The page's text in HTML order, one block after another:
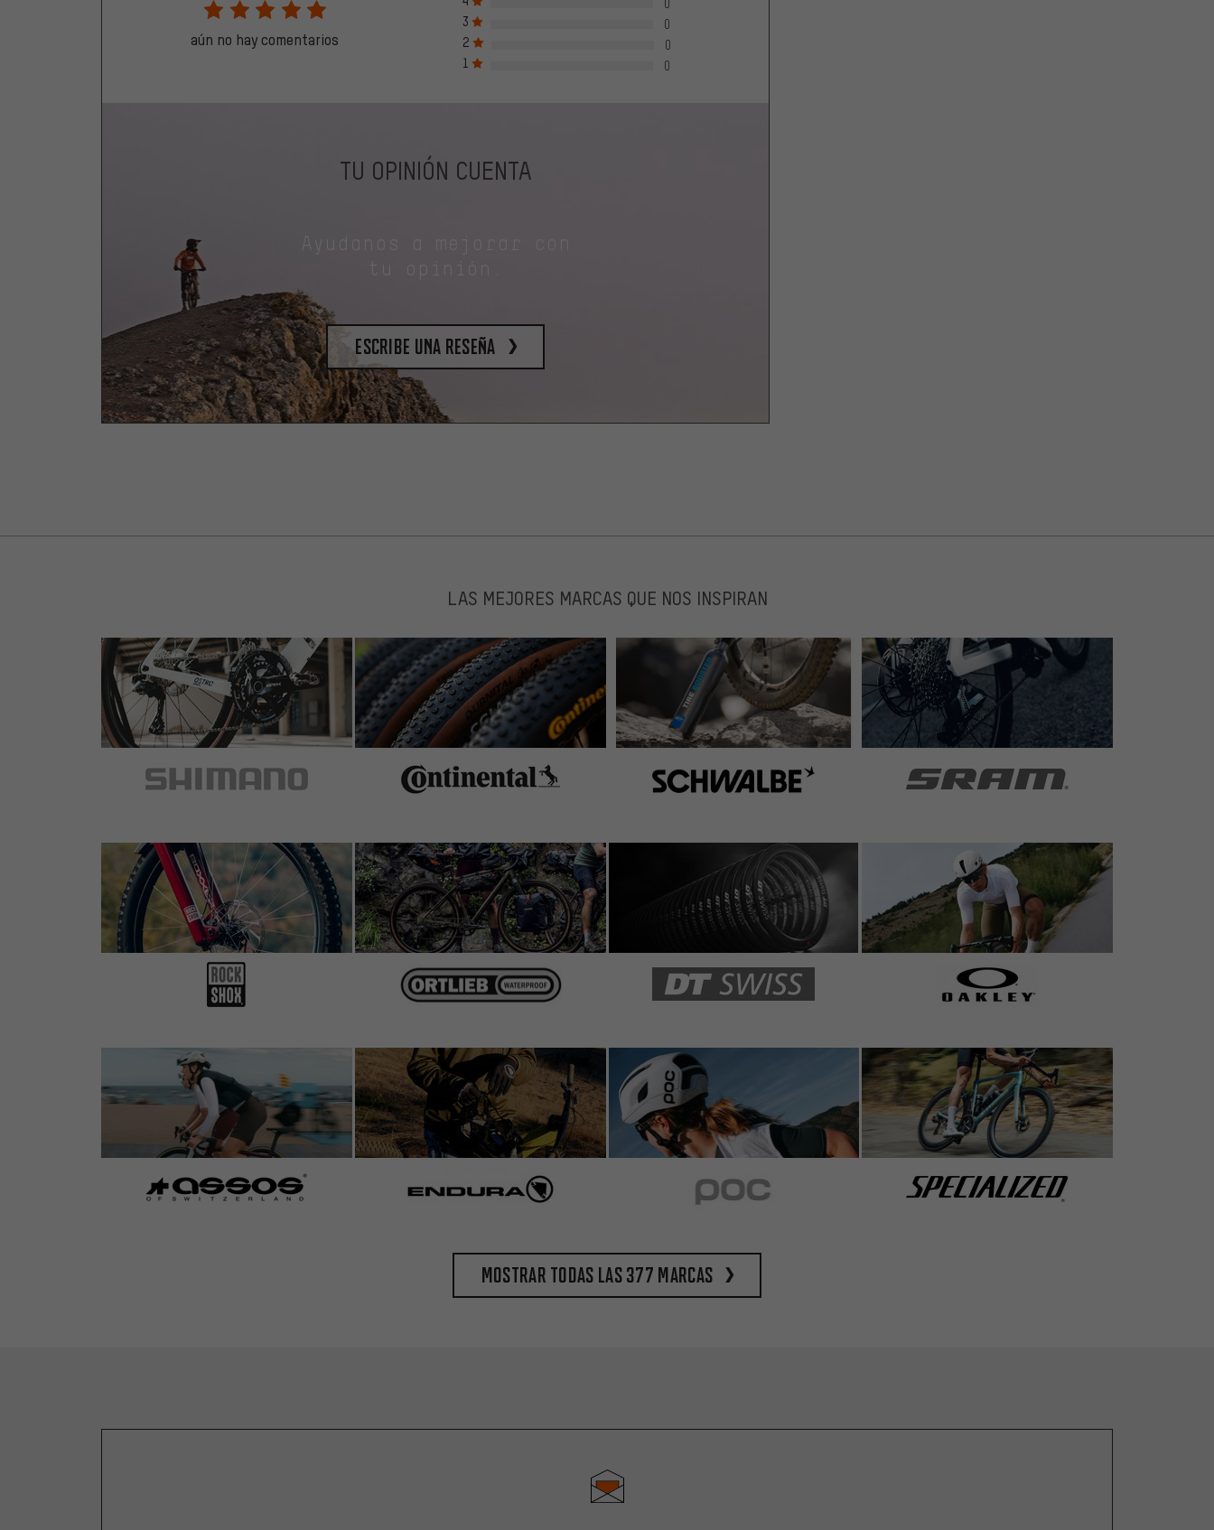
aún no hay comentarios
0
3
0
2
0
1
0
TU OPINIÓN CUENTA
tu opinión.
escribe una reseña
LAS MEJORES MARCAS QUE NOS INSPIRAN
Mostrar todas las 377 marcas